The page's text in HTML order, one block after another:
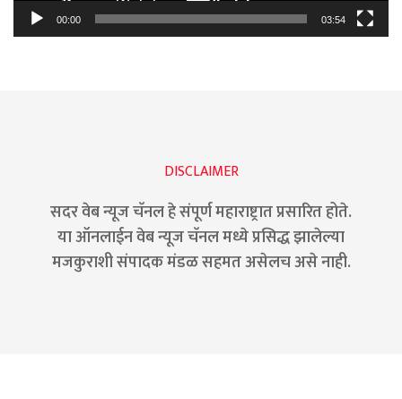
00:00 03:54
DISCLAIMER
सदर वेब न्यूज चॅनल हे संपूर्ण महाराष्ट्रात प्रसारित होते.
या ऑनलाईन वेब न्यूज चॅनल मध्ये प्रसिद्ध झालेल्या
मजकुराशी संपादक मंडळ सहमत असेलच असे नाही.